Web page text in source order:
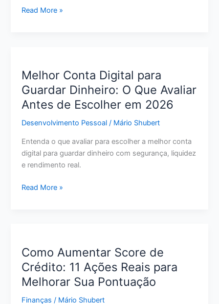
Como
de
Crédito:
Passo
a
para
Pagar
Menos
e
do
Read More »
Melhor Conta Digital para
Guardar Dinheiro: O Que Avaliar
Antes de Escolher em 2026
Desenvolvimento Pessoal / Mário Shubert
Entenda o que avaliar para escolher a melhor conta
digital para guardar dinheiro com segurança, liquidez
e rendimento real.
Melhor
Dinheiro:
O
Que
Avaliar
Read More »
Como Aumentar Score de
Crédito: 11 Ações Reais para
Melhorar Sua Pontuação
Finanças / Mário Shubert